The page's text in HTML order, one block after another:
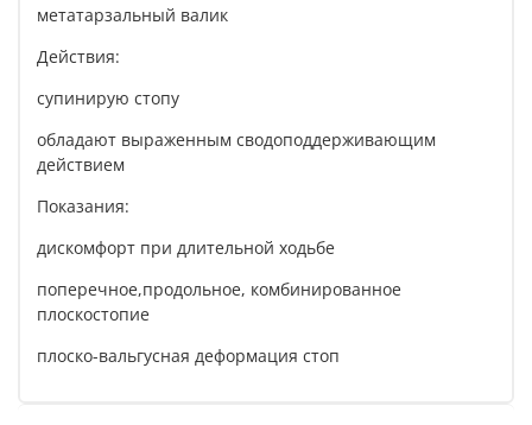
метатарзальный валик
Действия:
супинирую стопу
обладают выраженным сводоподдерживающим
действием
Показания:
дискомфорт при длительной ходьбе
поперечное,продольное, комбинированное
плоскостопие
плоско-вальгусная деформация стоп